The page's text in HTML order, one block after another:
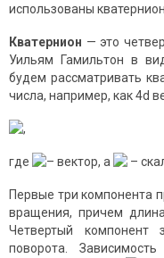
использованы
Кватернион — это
Уильям Гамильтон в
будем рассматривать
числа, например, как 4d
,
где – вектор, а –
Первые три компонента
вращения, причем
Четвертый компонент
поворота.